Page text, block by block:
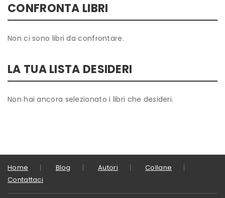
CONFRONTA LIBRI
Non ci sono libri da confrontare.
LA TUA LISTA DESIDERI
Non hai ancora selezionato i libri che desideri.
Home Blog Autori
Collane
Contattaci